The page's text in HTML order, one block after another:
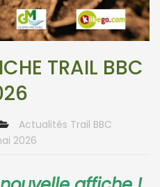
TRAIL BBC
Actualités Trail BBC
2026